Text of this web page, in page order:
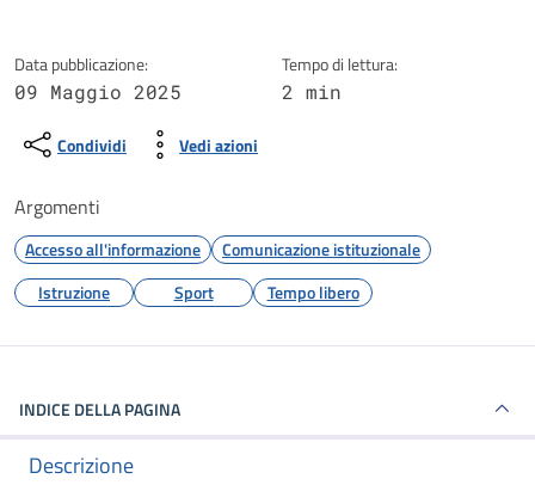
Data pubblicazione:
09 Maggio 2025
Tempo di lettura:
2 min
Condividi Vedi azioni
Argomenti
Accesso all'informazione
Comunicazione istituzionale
Istruzione
Sport Tempo libero
INDICE DELLA PAGINA
Descrizione